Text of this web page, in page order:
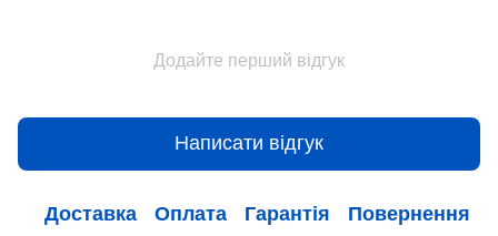
Додайте перший відгук
Написати відгук
Доставка Оплата Гарантія Повернення